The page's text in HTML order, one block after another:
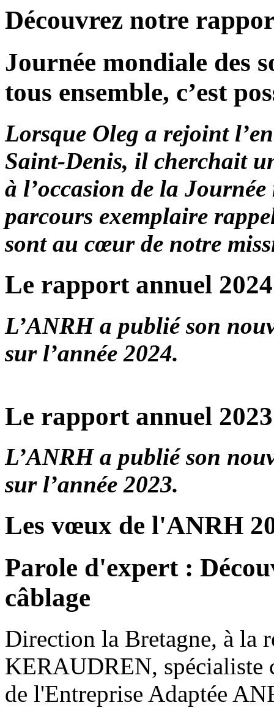
Découvrez notre
Journée mondiale des
tous ensemble, c’est
Lorsque Oleg a rejoint
Saint-Denis, il cherchait
à l’occasion de la
parcours exemplaire
sont au cœur de notre
Le rapport annuel
L’ANRH a publié son
sur l’année 2024.
Le rapport annuel
L’ANRH a publié son
sur l’année 2023.
Les vœux de l'ANRH
Parole d'expert :
câblage
Direction la Bretagne, à la
KERAUDREN, spécialiste
de l'Entreprise Adaptée